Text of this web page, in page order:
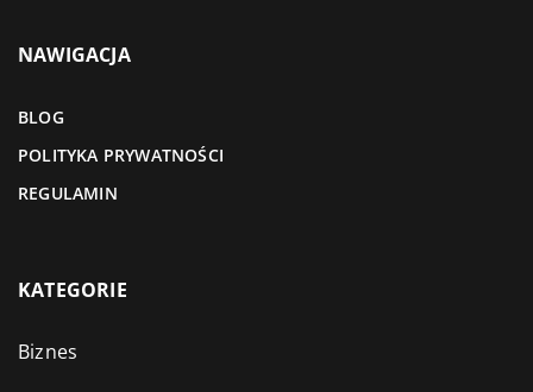
NAWIGACJA
BLOG
POLITYKA PRYWATNOŚCI
REGULAMIN
KATEGORIE
Biznes